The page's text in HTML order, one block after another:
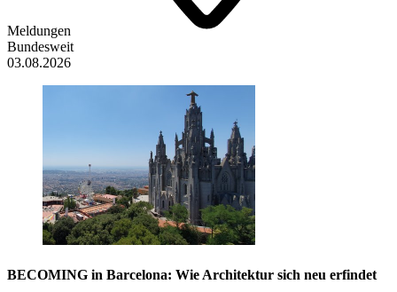
Meldungen
Bundesweit
03.08.2026
BECOMING in Barcelona: Wie Architektur sich neu erfindet